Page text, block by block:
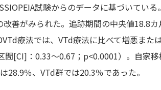
試験からのデータに基づいてい
善がみられた。追跡期間の中央値18.8
療法では、VTd療法に比べて増悪また
[CI]：0.33～0.67；p<0.0001）。自家
28.9％、VTd群では20.3％であった。